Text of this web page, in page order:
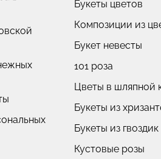
Букеты цветов
Композиции из
Букет невесты
101 роза
Цветы в шляпной
Букеты из
Букеты из гвоздик
Кустовые розы